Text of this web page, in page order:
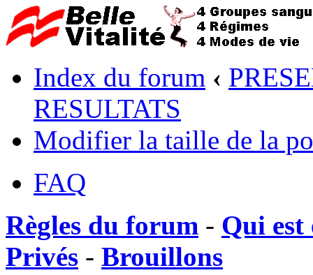
Index du forum ‹
RESULTATS
Modifier la taille de la
FAQ
Règles du forum - Qui est
Privés - Brouillons